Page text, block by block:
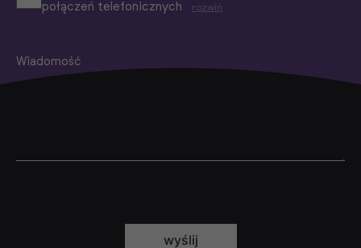
połączeń telefonicznych
rozwiń
Wiadomość